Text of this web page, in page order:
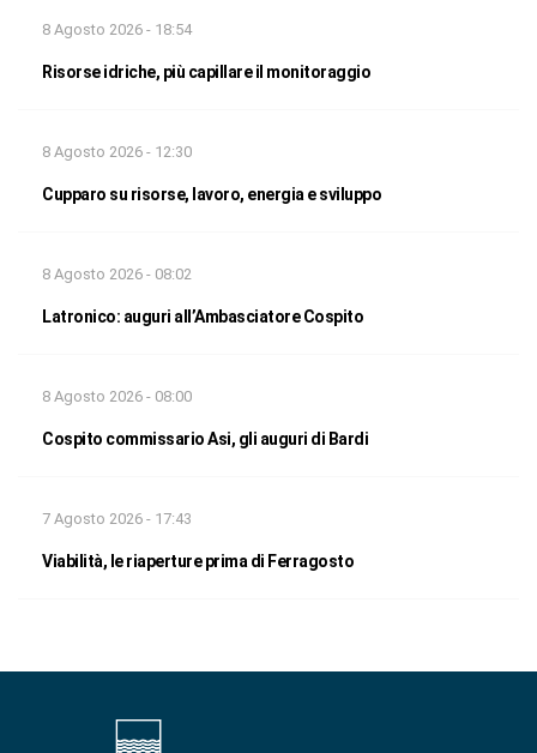
8 Agosto 2026 - 18:54
Risorse idriche, più capillare il monitoraggio
8 Agosto 2026 - 12:30
Cupparo su risorse, lavoro, energia e sviluppo
8 Agosto 2026 - 08:02
Latronico: auguri all’Ambasciatore Cospito
8 Agosto 2026 - 08:00
Cospito commissario Asi, gli auguri di Bardi
7 Agosto 2026 - 17:43
Viabilità, le riaperture prima di Ferragosto